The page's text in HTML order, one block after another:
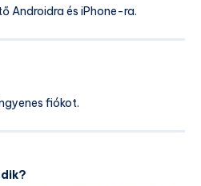
Androidra és iPhone-ra.
fiókot.